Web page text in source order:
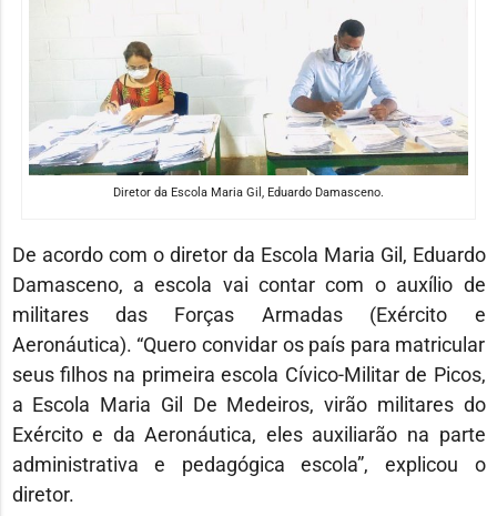
Diretor da Escola Maria Gil, Eduardo Damasceno.
De acordo com o diretor da Escola Maria Gil, Eduardo
Damasceno, a escola vai contar com o auxílio de
militares das Forças Armadas (Exército e
Aeronáutica). “Quero convidar os país para matricular
seus filhos na primeira escola Cívico-Militar de Picos,
a Escola Maria Gil De Medeiros, virão militares do
Exército e da Aeronáutica, eles auxiliarão na parte
administrativa e pedagógica escola”, explicou o
diretor.